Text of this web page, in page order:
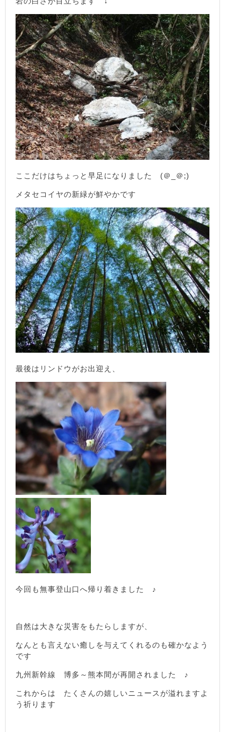
ここだけはちょっと早足になりました (＠_＠;)
メタセコイヤの新緑が鮮やかです
最後はリンドウがお出迎え、
今回も無事登山口へ帰り着きました ♪
自然は大きな災害をもたらしますが、
なんとも言えない癒しを与えてくれるのも確かなよう
です
九州新幹線 博多～熊本間が再開されました ♪
これからは たくさんの嬉しいニュースが溢れますよ
う祈ります